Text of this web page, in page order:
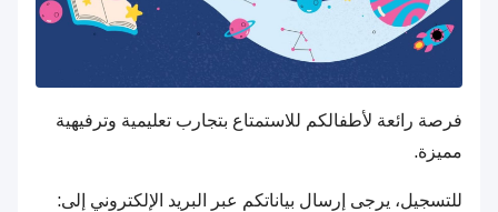
فرصة رائعة لأطفالكم للاستمتاع بتجارب تعليمية وترفيهية
مميزة.
للتسجيل، يرجى إرسال بياناتكم عبر البريد الإلكتروني إلى: